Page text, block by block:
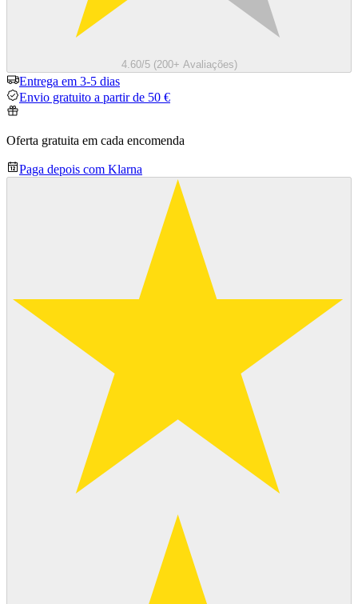
4.60/5 (200+ Avaliações)
Entrega em 3-5 dias
Envio gratuito a partir de 50 €
Oferta gratuita em cada encomenda
Paga depois com Klarna